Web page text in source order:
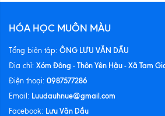
HÓA HỌC MUÔN MÀU
Tổng biên tập: ÔNG LƯU VĂN DẦU
Địa chỉ: Xóm Đông - Thôn Yên Hậu - Xã Tam
Điện thoại: 0987577286
Email: Luudauhnue@gmail.com
Facebook: Lưu Văn Dầu